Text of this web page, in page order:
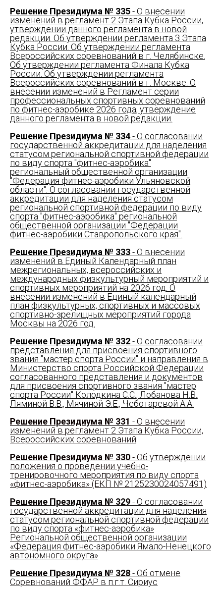
Решение Президиума № 335- О внесении
изменений в регламент 2 Этапа Кубка России,
утверждении данного регламента в новой
редакции. Об утверждении регламента 3 Этапа
Кубка России. Об утверждении регламента
Всероссийских соревнований в г. Челябинске.
Об утверждении регламента Финала Кубка
России. Об утверждении регламента
Всероссийских соревнований в г. Москве. О
внесении изменений в Регламент серии
профессиональных спортивных соревнований
по фитнес-аэробике 2026 года, утверждение
данного регламента в новой редакции.
Решение Президиума № 334- О согласовании
государственной аккредитации для наделения
статусом региональной спортивной федерации
по виду спорта "фитнес-аэробика"
региональный общественной организации
"Федерация фитнес-аэробики Ульяновской
области" . О согласовании государственной
аккредитации для наделения статусом
региональной спортивной федерации по виду
спорта "фитнес-аэробика" региональной
общественной организации "Федерации
фитнес-аэробики Ставропольского края"
Решение Президиума № 333- О внесении
изменений в Единый Календарный план
межрегиональных, всероссийских и
международных физкультурный мероприятий и
спортивных мероприятий на 2026 год. О
внесении изменений в Единый календарный
план физкультурных, спортивных и массовых
спортивно-зрелищных мероприятий города
Москвы на 2026 год.
Решение Президиума № 332- О согласовании
представления для присвоения спортивного
звания "мастер спорта России" и направления в
Министерство спорта Российской Федерации
согласованного представления и документов
для присвоения спортивного звания "мастер
спорта России" Колодкина С.С., Лобанова Н.В.,
Ляминой В.В., Мячиной Э.Е., Чеботаревой А.А.
Решение Президиума № 331 - О внесении
изменений в регламент 2 Этапа Кубка России,
Всероссийских соревнований
Решение Президиума № 330- Об утверждении
положения о проведении учебно-
тренировочного мероприятия по виду спорта
«фитнес-аэробика» (ЕКП № 2125230024057491)
Решение Президиума № 329- О согласовании
государственной аккредитации для наделения
статусом региональной спортивной федерации
по виду спорта «фитнес-аэробика»
Региональной общественной организации
«Федерация фитнес-аэробики Ямало-Ненецкого
автономного округа»
Решение Президиума № 328- Об отмене
Соревнований ФФАР в п.г.т. Сириус